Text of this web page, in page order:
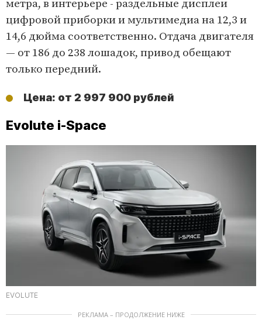
метра, в интерьере - раздельные дисплеи
цифровой приборки и мультимедиа на 12,3 и
14,6 дюйма соответственно. Отдача двигателя
— от 186 до 238 лошадок, привод обещают
только передний.
Цена: от 2 997 900 рублей
Evolute i-Space
EVOLUTE
РЕКЛАМА – ПРОДОЛЖЕНИЕ НИЖЕ